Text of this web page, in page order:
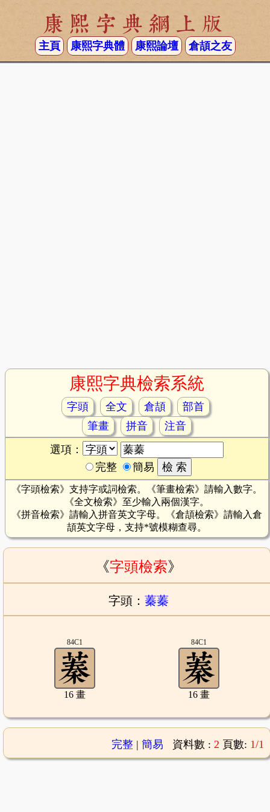
康熙字典網上版
主頁 康熙字典體 康熙論壇 倉頡之友
康熙字典檢索系統
字頭 全文 倉頡
部首
筆畫
拼音
注音
選項：
完整
簡易
《字頭檢索》支持字或詞檢索。《筆畫檢索》請輸入數字。
《全文檢索》至少輸入兩個漢字。
《拼音檢索》請輸入拼音英文字母。《倉頡檢索》請輸入倉
頡英文字母，支持*號模糊查尋。
《字頭檢索》
字頭： 蓁蓁
84C1
16 畫
84C1
16 畫
完整| 簡易 資料數 : 2 頁數: 1/1